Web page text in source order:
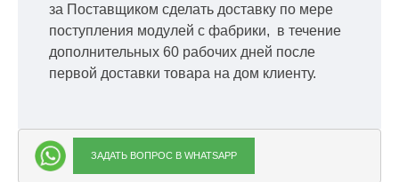
за Поставщиком сделать доставку по мере
поступления модулей с фабрики, в течение
дополнительных 60 рабочих дней после
первой доставки товара на дом клиенту.
ЗАДАТЬ ВОПРОС В WHATSAPP